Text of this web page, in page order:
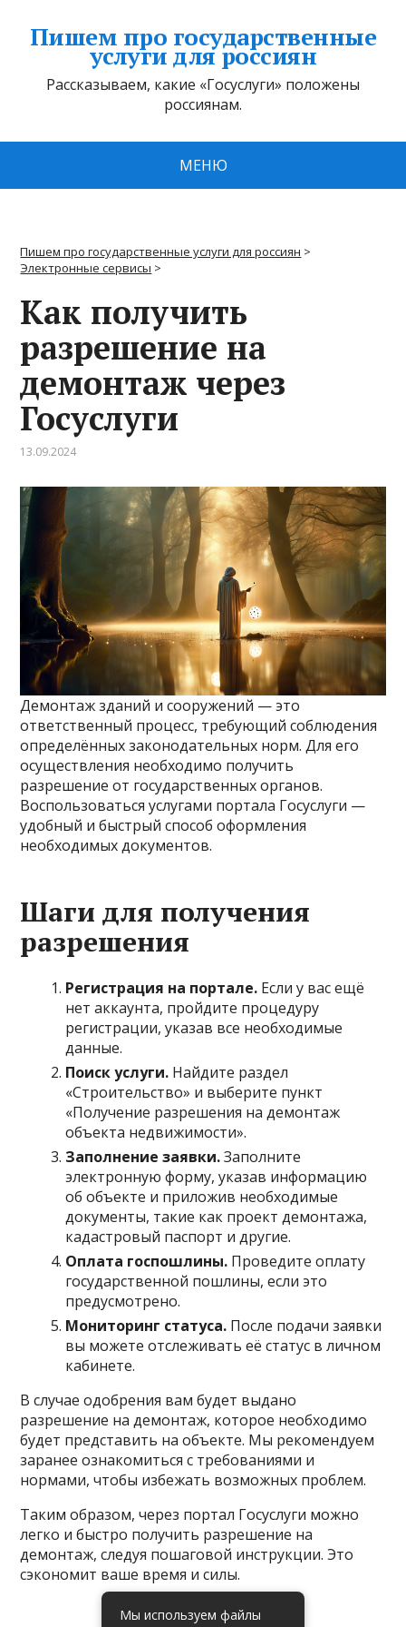
Пишем про государственные
услуги для россиян
Рассказываем, какие «Госуслуги» положены
россиянам.
МЕНЮ
Пишем про государственные услуги для россиян >
Электронные сервисы >
Как получить
разрешение на
демонтаж через
Госуслуги
13.09.2024
Демонтаж зданий и сооружений — это
ответственный процесс, требующий соблюдения
определённых законодательных норм. Для его
осуществления необходимо получить
разрешение от государственных органов.
Воспользоваться услугами портала Госуслуги —
удобный и быстрый способ оформления
необходимых документов.
Шаги для получения
разрешения
Регистрация на портале. Если у вас ещё
нет аккаунта, пройдите процедуру
регистрации, указав все необходимые
данные.
Поиск услуги. Найдите раздел
«Строительство» и выберите пункт
«Получение разрешения на демонтаж
объекта недвижимости».
Заполнение заявки.Заполните
электронную форму, указав информацию
об объекте и приложив необходимые
документы, такие как проект демонтажа,
кадастровый паспорт и другие.
Оплата госпошлины. Проведите оплату
государственной пошлины, если это
предусмотрено.
Мониторинг статуса. После подачи заявки
вы можете отслеживать её статус в личном
кабинете.
В случае одобрения вам будет выдано
разрешение на демонтаж, которое необходимо
будет представить на объекте. Мы рекомендуем
заранее ознакомиться с требованиями и
нормами, чтобы избежать возможных проблем.
Таким образом, через портал Госуслуги можно
легко и быстро получить разрешение на
демонтаж, следуя пошаговой инструкции. Это
сэкономит ваше время и силы.
Мы используем файлы